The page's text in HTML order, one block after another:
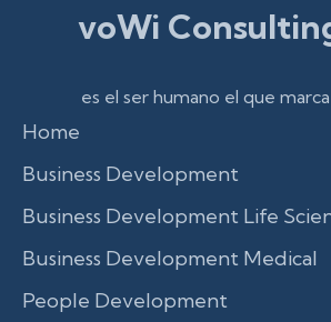
voWi
es el ser humano el que
Home
Business Development
Business Development Life
Business Development Medical
People Development